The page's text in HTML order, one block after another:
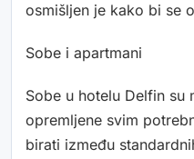
osmišljen je kako bi se
Sobe i apartmani
Sobe u hotelu Delfin su
opremljene svim
birati između